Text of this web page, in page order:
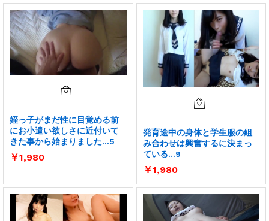
姪っ子がまだ性に目覚める前
にお小遣い欲しさに近付いて
きた事から始まりました…5
￥1,980
発育途中の身体と学生服の組
み合わせは興奮するに決まっ
ている…9
￥1,980